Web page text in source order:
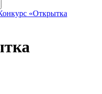
«Открытка